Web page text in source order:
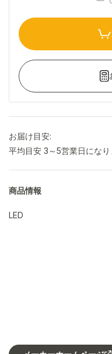
お届け目安:
平均目安 3～5営業日になり
商品情報
LED